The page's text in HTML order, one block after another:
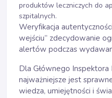
produktów leczniczych do
szpitalnych.
Weryfikacja
wejściu” zdecydowanie
alertów podczas
Dla Głównego
najważniejsze jest
wiedza, umiejętności i